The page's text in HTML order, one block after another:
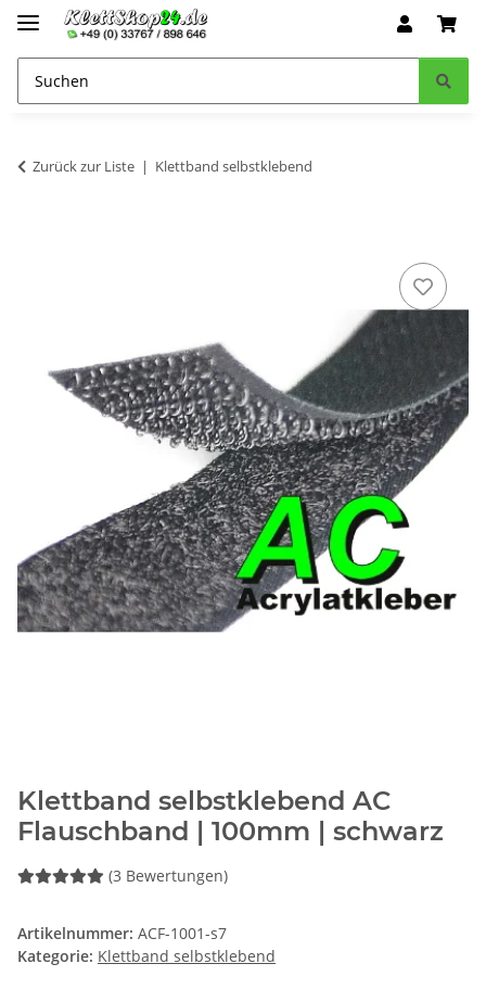
Zurück zur Liste Klettband selbstklebend
Klettband selbstklebend AC
Flauschband | 100mm | schwarz
(3 Bewertungen)
Artikelnummer: ACF-1001-s7
Kategorie: Klettband selbstklebend